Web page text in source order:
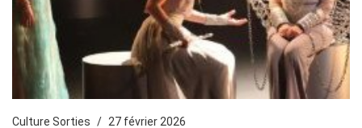
Culture Sorties 27 février 2026